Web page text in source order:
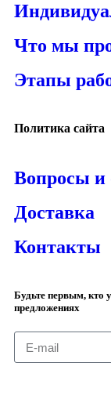
Что мы
Этапы
Политика сайта
Вопросы и
Доставка
Контакты
Будьте первым, кто
предложениях